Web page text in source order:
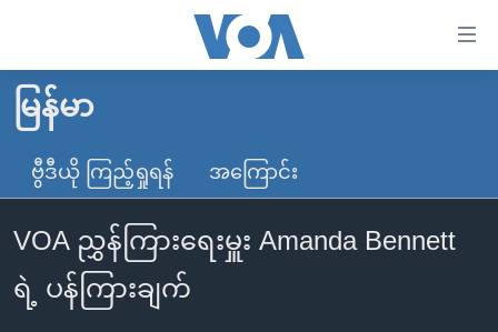
လွယ်ကူ
စေ
သည့်
များ
ပင်မ
မူလစာမျက်နှာ
မြန်မာ
ကမ္ဘာ့သတင်းများ
နိုင်ငံတကာ
အမေရိကန်
ဗွီဒီယို
သတင်းလွတ်လပ်ခွင့်
ရပ်ဝန်းတခု လမ်းတခု အလွန်
မြန်မာ
ဗွီဒီယို ကြည့်ရှုရန် အကြောင်း
VOA ညွှန်ကြားရေးမှူး Amanda Bennett
ရဲ့ ပန်ကြားချက်